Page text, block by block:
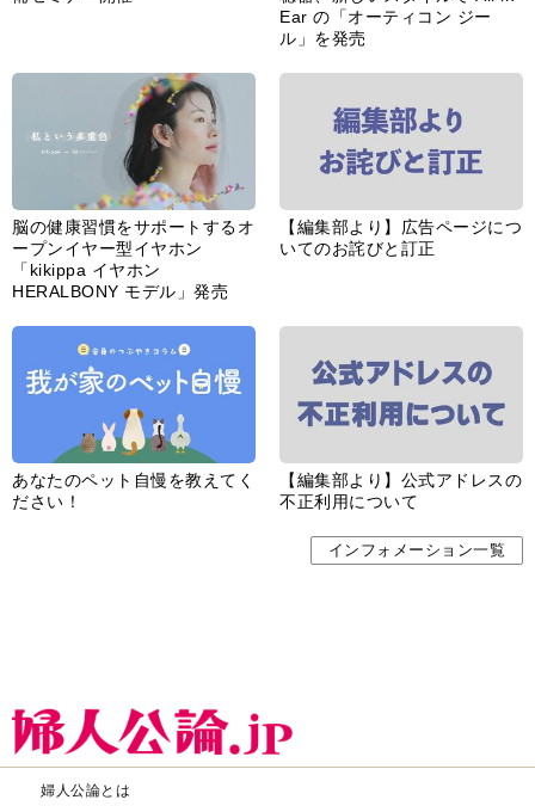
Ear の「オーティコン ジー
ル」を発売
脳の健康習慣をサポートするオ
ープンイヤー型イヤホン
「kikippa イヤホン
HERALBONY モデル」発売
【編集部より】広告ページにつ
いてのお詫びと訂正
あなたのペット自慢を教えてく
ださい！
【編集部より】公式アドレスの
不正利用について
インフォメーション一覧
婦人公論とは